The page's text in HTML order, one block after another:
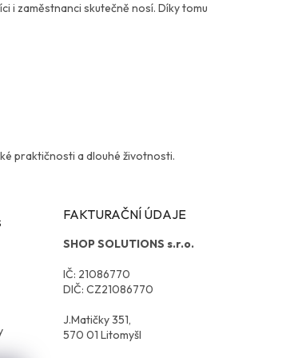
i zaměstnanci skutečně nosí. Díky tomu
praktičnosti a dlouhé životnosti.
FAKTURAČNÍ ÚDAJE
SHOP SOLUTIONS s.r.o.
IČ: 21086770
DIČ: CZ21086770
J.Matičky 351,
570 01 Litomyšl